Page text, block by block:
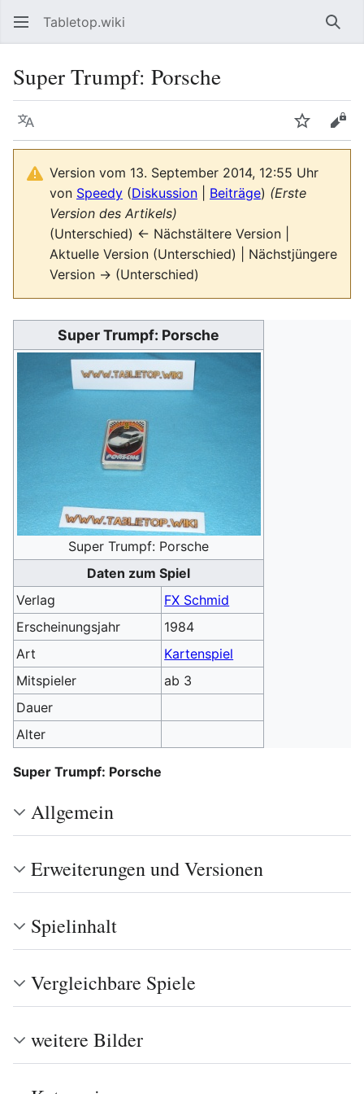
Tabletop.wiki
Super Trumpf: Porsche
Sprache
Version vom 13. September 2014, 12:55 Uhr
von Speedy (Diskussion Beiträge) (Erste
Version des Artikels)
(Unterschied) ← Nächstältere Version |
Aktuelle Version (Unterschied) | Nächstjüngere
Version → (Unterschied)
Super Trumpf: Porsche
Super Trumpf: Porsche
Daten zum Spiel
Verlag
FX Schmid
Erscheinungsjahr
1984
Art
Kartenspiel
Mitspieler
ab 3
Dauer
Alter
Super Trumpf: Porsche
Allgemein
Erweiterungen und Versionen
Spielinhalt
Vergleichbare Spiele
weitere Bilder